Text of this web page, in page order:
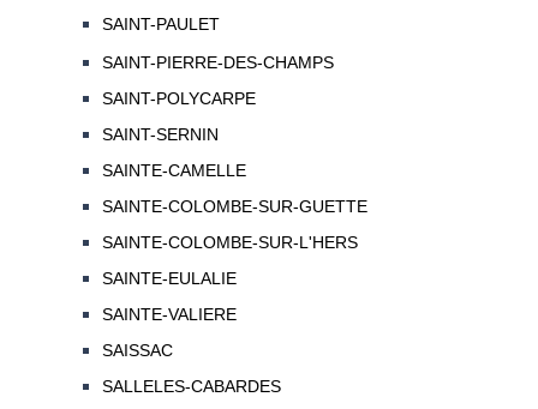
SAINT-PAULET
SAINT-PIERRE-DES-CHAMPS
SAINT-POLYCARPE
SAINT-SERNIN
SAINTE-CAMELLE
SAINTE-COLOMBE-SUR-GUETTE
SAINTE-COLOMBE-SUR-L'HERS
SAINTE-EULALIE
SAINTE-VALIERE
SAISSAC
SALLELES-CABARDES